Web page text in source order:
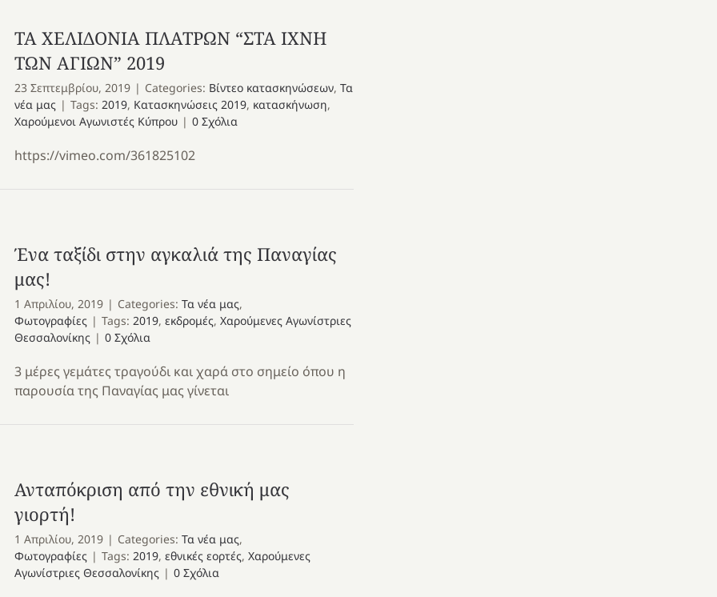
ΤΑ ΧΕΛΙΔΟΝΙΑ ΠΛΑΤΡΩΝ “ΣΤΑ ΙΧΝΗ
ΤΩΝ ΑΓΙΩΝ” 2019
23 Σεπτεμβρίου, 2019 | Categories: Βίντεο κατασκηνώσεων, Τα
νέα μας | Tags: 2019, Κατασκηνώσεις 2019, κατασκήνωση,
Χαρούμενοι Αγωνιστές Κύπρου | 0 Σχόλια
https://vimeo.com/361825102
Ένα ταξίδι στην αγκαλιά της Παναγίας
μας!
1 Απριλίου, 2019 | Categories: Τα νέα μας,
Φωτογραφίες | Tags: 2019, εκδρομές, Χαρούμενες Αγωνίστριες
Θεσσαλονίκης | 0 Σχόλια
3 μέρες γεμάτες τραγούδι και χαρά στο σημείο όπου η
παρουσία της Παναγίας μας γίνεται
Ανταπόκριση από την εθνική μας
γιορτή!
1 Απριλίου, 2019 | Categories: Τα νέα μας,
Φωτογραφίες | Tags: 2019, εθνικές εορτές, Χαρούμενες
Αγωνίστριες Θεσσαλονίκης | 0 Σχόλια